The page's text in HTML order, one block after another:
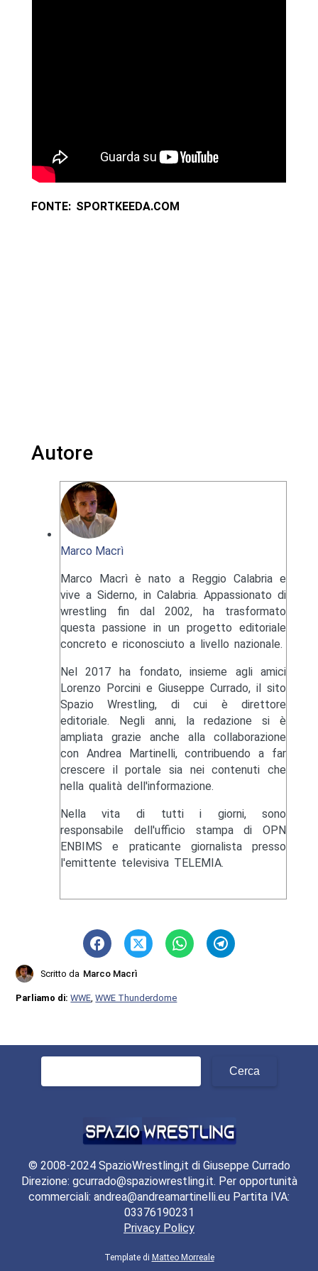
FONTE: SPORTKEEDA.COM
Autore
Marco Macrì
Marco Macrì è nato a Reggio Calabria e
vive a Siderno, in Calabria. Appassionato di
wrestling fin dal 2002, ha trasformato
questa passione in un progetto editoriale
concreto e riconosciuto a livello nazionale.
Nel 2017 ha fondato, insieme agli amici
Lorenzo Porcini e Giuseppe Currado, il sito
Spazio Wrestling, di cui è direttore
editoriale. Negli anni, la redazione si è
ampliata grazie anche alla collaborazione
con Andrea Martinelli, contribuendo a far
crescere il portale sia nei contenuti che
nella qualità dell'informazione.
Nella vita di tutti i giorni, sono
responsabile dell'ufficio stampa di OPN
ENBIMS e praticante giornalista presso
l'emittente televisiva TELEMIA.
Scritto da Marco Macrì
Parliamo di:WWE,WWE Thunderdome
Ricerca
© 2008-2024 SpazioWrestling,it di Giuseppe Currado
Direzione: gcurrado@spaziowrestling.it. Per opportunità
commerciali: andrea@andreamartinelli.eu Partita IVA:
03376190231
Privacy Policy
Template di Matteo Morreale